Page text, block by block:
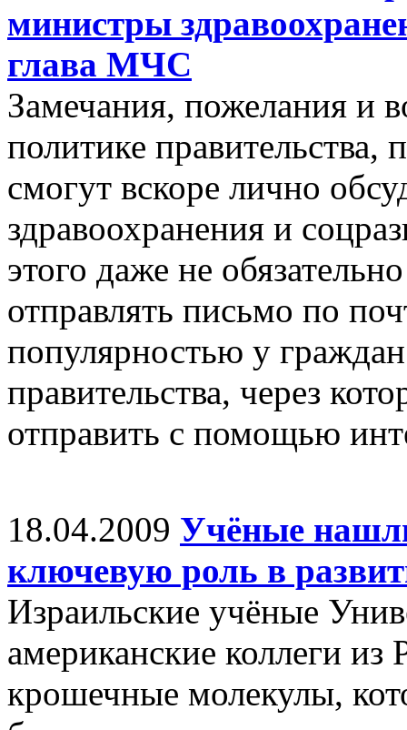
министры
глава МЧС
Замечания, пожелания и
политике
смогут вскоре лично
здравоохранения и
этого даже не
отправлять письмо по
популярностью у
правительства, через
отправить с помощью
18.04.2009 Учёные
ключевую роль в
Израильские учёные
американские коллеги
крошечные молекулы,